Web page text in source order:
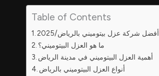
Table of Contents
أفضل شركة عزل بيتوميني بالرياض/2025
ما هو العزل البيتوميني؟
أهمية العزل البيتوميني في مدينة الرياض
أنواع العزل البيتوميني بالرياض